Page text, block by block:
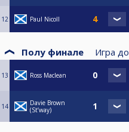
12 Paul Nicoll
Полу финале Игра до
13 Ross Maclean
14
Davie Brown
(St’way)